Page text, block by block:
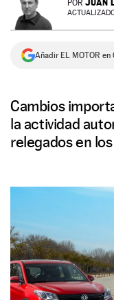
NEWSLETTER
SÍGUENOS
POR JUAN
Añadir EL MOTOR en
Cambios
la actividad
relegados en